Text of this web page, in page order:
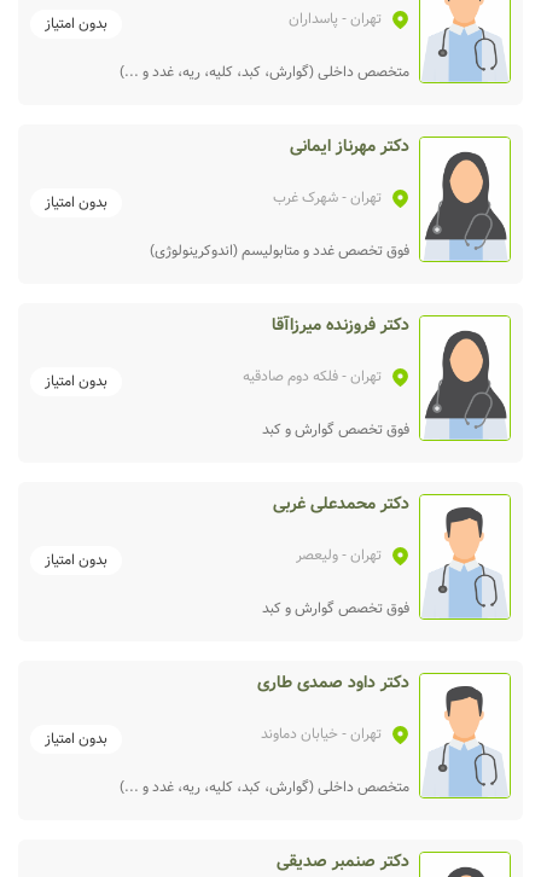
تهران- پاسداران بدون امتیاز
متخصص داخلی (گوارش، کبد، کلیه، ریه، غدد و ...)
دکتر مهرناز ایمانی
تهران- شهرک غرب بدون امتیاز
فوق تخصص غدد و متابولیسم (اندوکرینولوژی)
دکتر فروزنده میرزاآقا
تهران- فلکه دوم صادقیه بدون امتیاز
فوق تخصص گوارش و کبد
دکتر محمدعلی غربی
تهران- ولیعصر بدون امتیاز
فوق تخصص گوارش و کبد
دکتر داود صمدی طاری
تهران- خیابان دماوند بدون امتیاز
متخصص داخلی (گوارش، کبد، کلیه، ریه، غدد و ...)
دکتر صنمبر صدیقی